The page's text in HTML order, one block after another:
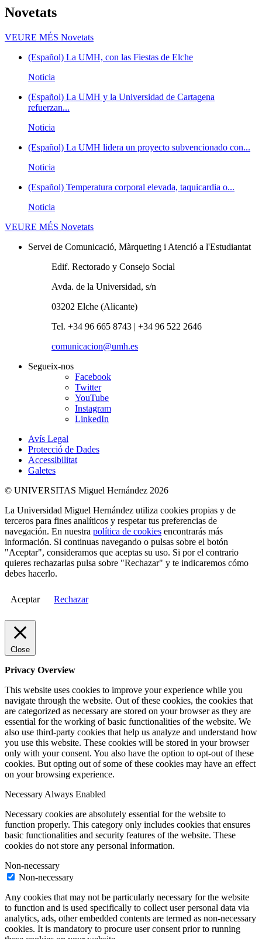
Novetats
VEURE MÉS Novetats
(Español) La UMH, con las Fiestas de Elche
Noticia
(Español) La UMH y la Universidad de Cartagena
refuerzan...
Noticia
(Español) La UMH lidera un proyecto subvencionado con...
Noticia
(Español) Temperatura corporal elevada, taquicardia o...
Noticia
VEURE MÉS Novetats
Servei de Comunicació, Màrqueting i Atenció a l'Estudiantat
Edif. Rectorado y Consejo Social
Avda. de la Universidad, s/n
03202 Elche (Alicante)
Tel. +34 96 665 8743 | +34 96 522 2646
comunicacion@umh.es
Segueix-nos
Facebook
Twitter
YouTube
Instagram
LinkedIn
Avís Legal
Protecció de Dades
Accessibilitat
Galetes
© UNIVERSITAS Miguel Hernández 2026
La Universidad Miguel Hernández utiliza cookies propias y de
terceros para fines analíticos y respetar tus preferencias de
navegación. En nuestra política de cookies encontrarás más
información. Si continuas navegando o pulsas sobre el botón
"Aceptar", consideramos que aceptas su uso. Si por el contrario
quieres rechazarlas pulsa sobre "Rechazar" y te indicaremos cómo
debes hacerlo.
Aceptar Rechazar
Close
Privacy Overview
This website uses cookies to improve your experience while you
navigate through the website. Out of these cookies, the cookies that
are categorized as necessary are stored on your browser as they are
essential for the working of basic functionalities of the website. We
also use third-party cookies that help us analyze and understand how
you use this website. These cookies will be stored in your browser
only with your consent. You also have the option to opt-out of these
cookies. But opting out of some of these cookies may have an effect
on your browsing experience.
Necessary Always Enabled
Necessary cookies are absolutely essential for the website to
function properly. This category only includes cookies that ensures
basic functionalities and security features of the website. These
cookies do not store any personal information.
Non-necessary
Non-necessary
Any cookies that may not be particularly necessary for the website
to function and is used specifically to collect user personal data via
analytics, ads, other embedded contents are termed as non-necessary
cookies. It is mandatory to procure user consent prior to running